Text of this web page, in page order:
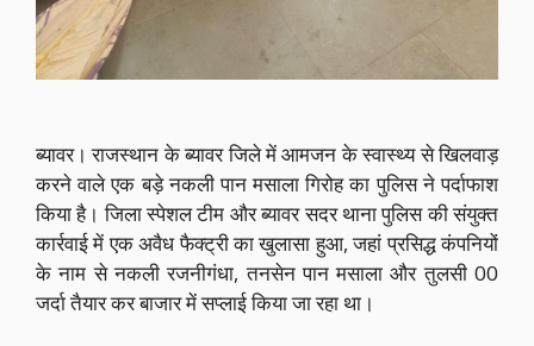
ब्यावर। राजस्थान के ब्यावर जिले में आमजन के स्वास्थ्य से खिलवाड़
करने वाले एक बड़े नकली पान मसाला गिरोह का पुलिस ने पर्दाफाश
किया है। जिला स्पेशल टीम और ब्यावर सदर थाना पुलिस की संयुक्त
कार्रवाई में एक अवैध फैक्ट्री का खुलासा हुआ, जहां प्रसिद्ध कंपनियों
के नाम से नकली रजनीगंधा, तनसेन पान मसाला और तुलसी 00
जर्दा तैयार कर बाजार में सप्लाई किया जा रहा था।